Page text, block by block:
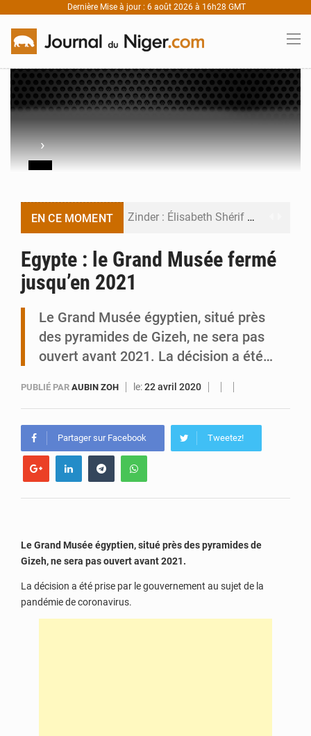
Dernière Mise à jour : 6 août 2026 à 16h28 GMT
›
EN CE MOMENT Zinder : Élisabeth Shérif visite l’école Birni Garçon
Tibiri : le dialogue, nouveau terrain de jeu pour la paix
Egypte : le Grand Musée fermé
jusqu’en 2021
Le Grand Musée égyptien, situé près
des pyramides de Gizeh, ne sera pas
ouvert avant 2021. La décision a été…
PUBLIÉ PAR AUBIN ZOH le:22 avril 2020
Partager sur Facebook Tweetez!
Le Grand Musée égyptien, situé près des pyramides de
Gizeh, ne sera pas ouvert avant 2021.
La décision a été prise par le gouvernement au sujet de la
pandémie de coronavirus.